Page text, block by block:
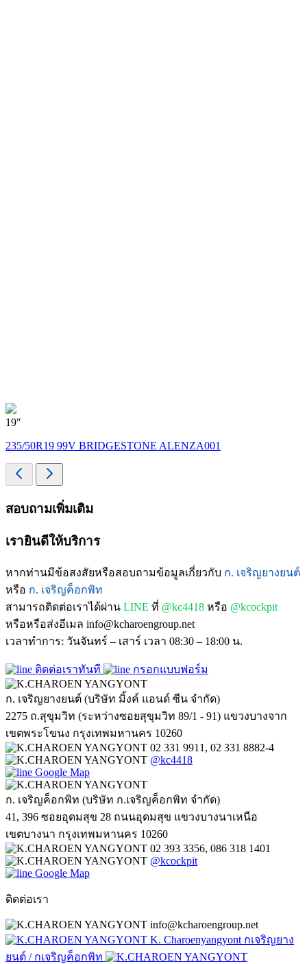
19"
235/50R19 99V BRIDGESTONE ALENZA001
สอบถามเพิ่มเติม
เรายินดีให้บริการ
หากท่านมีข้อสงสัยหรือสอบถามข้อมูลเกี่ยวกับ ก. เจริญยางยนต์
หรือ ก. เจริญค็อกพิท
สามารถติดต่อเราได้ผ่าน LINE ที่ @kc4418 หรือ @kcockpit
หรือหรือส่งอีเมล info@kcharoengroup.net
เวลาทำการ: วันจันทร์ – เสาร์ เวลา 08:30 – 18:00 น.
ติดต่อเราทันที กรอกแบบฟอร์ม
ก. เจริญยางยนต์ (บริษัท มิ้งค์ แอนด์ ซีน จำกัด)
2275 ถ.สุขุมวิท (ระหว่างซอยสุขุมวิท 89/1 - 91) แขวงบางจาก
เขตพระโขนง กรุงเทพมหานคร 10260
02 331 9911, 02 331 8882-4
@kc4418
Google Map
ก. เจริญค็อกพิท (บริษัท ก.เจริญค็อกพิท จำกัด)
41, 396 ซอยอุดมสุข 28 ถนนอุดมสุข แขวงบางนาเหนือ
เขตบางนา กรุงเทพมหานคร 10260
02 393 3356, 086 318 1401
@kcockpit
Google Map
ติดต่อเรา
info@kcharoengroup.net
K. Charoenyangyont กเจริญยาง
ยนต์ / กเจริญค็อกพิท